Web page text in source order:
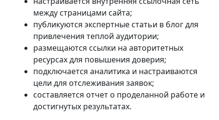
между страницами сайта;
публикуются экспертные статьи в блог для
привлечения теплой аудитории;
размещаются ссылки на авторитетных
ресурсах для повышения доверия;
подключается аналитика и настраиваются
цели для отслеживания заявок;
составляется отчет о проделанной работе и
достигнутых результатах.